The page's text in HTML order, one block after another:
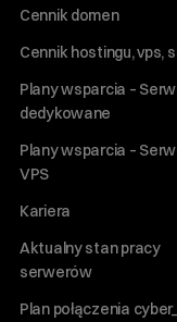
Cennik domen
Cennik hostingu, vps,
Plany wsparcia –
dedykowane
Plany wsparcia –
VPS
Kariera
Aktualny stan pracy
serwerów
Plan połączenia